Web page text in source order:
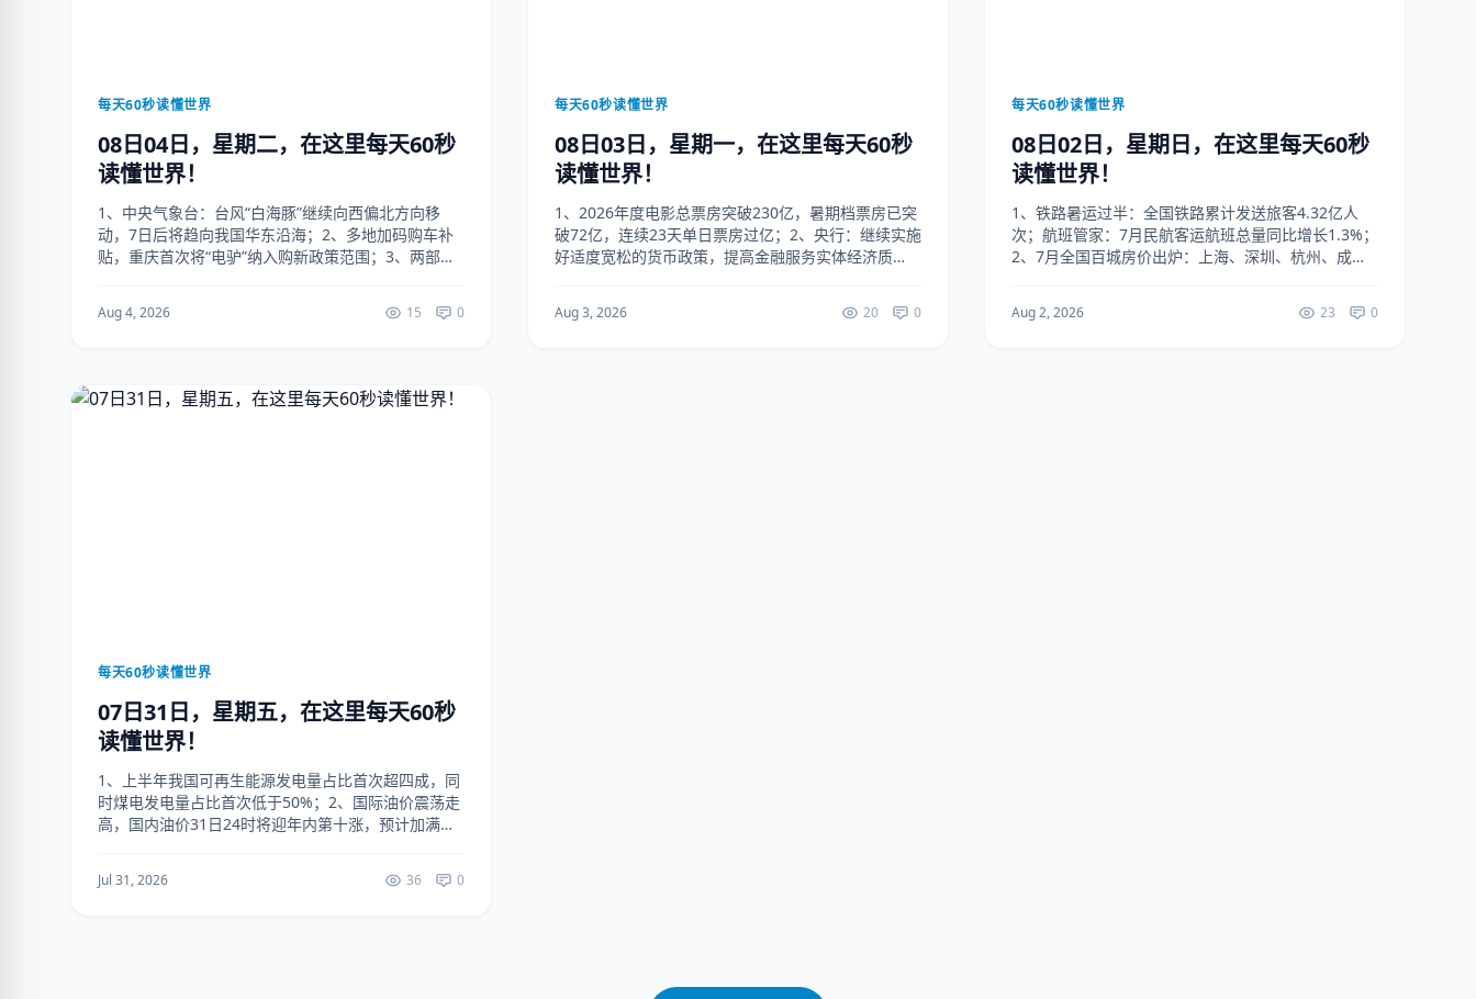
每天60秒读懂世界
08日04日，星期二，在这里每天60秒
读懂世界！
1、中央气象台：台风“白海豚”继续向西偏北方向移
动，7日后将趋向我国华东沿海；2、多地加码购车补
贴，重庆首次将“电驴”纳入购新政策范围；3、两部
Aug 4, 2026 15 0
每天60秒读懂世界
08日03日，星期一，在这里每天60秒
读懂世界！
1、2026年度电影总票房突破230亿，暑期档票房已突
破72亿，连续23天单日票房过亿；2、央行：继续实施
好适度宽松的货币政策，提高金融服务实体经济质
Aug 3, 2026 20 0
每天60秒读懂世界
08日02日，星期日，在这里每天60秒
读懂世界！
1、铁路暑运过半：全国铁路累计发送旅客4.32亿人
次；航班管家：7月民航客运航班总量同比增长1.3%；
2、7月全国百城房价出炉：上海、深圳、杭州、成都
Aug 2, 2026 23 0
每天60秒读懂世界
07日31日，星期五，在这里每天60秒
读懂世界！
1、上半年我国可再生能源发电量占比首次超四成，同
时煤电发电量占比首次低于50%；2、国际油价震荡走
高，国内油价31日24时将迎年内第十涨，预计加满一
Jul 31, 2026 36 0